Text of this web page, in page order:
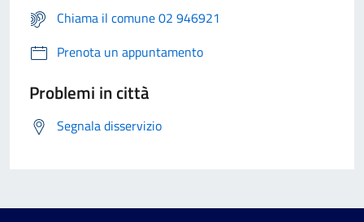
Chiama il comune 02 946921
Prenota un appuntamento
Problemi in città
Segnala disservizio